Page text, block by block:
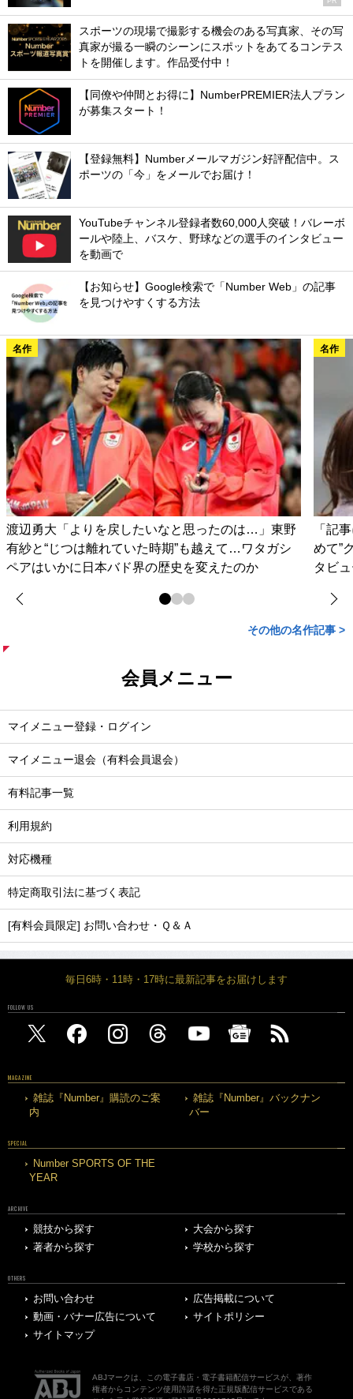
スポーツの現場で撮影する機会のある写真家、その写
真家が撮る一瞬のシーンにスポットをあてるコンテス
トを開催します。作品受付中！
【同僚や仲間とお得に】NumberPREMIER法人プラン
が募集スタート！
【登録無料】Numberメールマガジン好評配信中。ス
ポーツの「今」をメールでお届け！
YouTubeチャンネル登録者数60,000人突破！バレーボ
ールや陸上、バスケ、野球などの選手のインタビュー
を動画で
【お知らせ】Google検索で「Number Web」の記事
を見つけやすくする方法
名作
渡辺勇大「よりを戻したいなと思ったのは…」東野
有紗と“じつは離れていた時期”も越えて…ワタガシ
ペアはいかに日本バド界の歴史を変えたのか
名作
「記
めて”
タビ
その他の名作記事 >
会員メニュー
マイメニュー登録・ログイン
マイメニュー退会（有料会員退会）
有料記事一覧
利用規約
対応機種
特定商取引法に基づく表記
[有料会員限定] お問い合わせ・Ｑ＆Ａ
毎日6時・11時・17時に最新記事をお届けします
FOLLOW US
MAGAZINE
雑誌『Number』購読のご案
内
雑誌『Number』バックナン
バー
SPECIAL
Number SPORTS OF THE
YEAR
ARCHIVE
競技から探す
大会から探す
著者から探す
学校から探す
OTHERS
お問い合わせ
広告掲載について
動画・バナー広告について
サイトポリシー
サイトマップ
ABJマークは、この電子書店・電子書籍配信サービスが、著作
権者からコンテンツ使用許諾を得た正規版配信サービスである